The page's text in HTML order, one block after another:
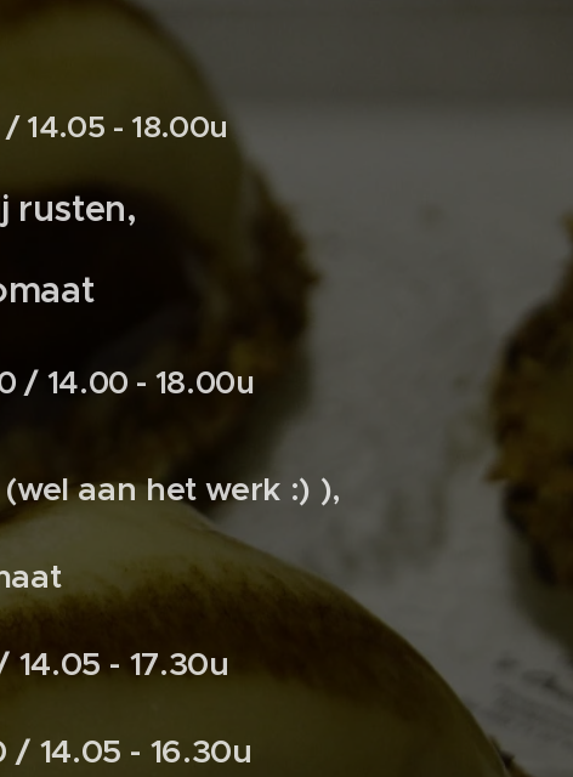
14.05 - 18.00u
rusten,
/ 14.00 - 18.00u
(wel aan het werk :) ),
- 17.30u
14.05 - 16.30u